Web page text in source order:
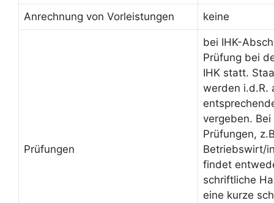
Anrechnung von Vorleistungen keine
Prüfungen
bei IHK-
Prüfung bei
IHK statt.
werden i.d.R.
vergeben.
Prüfungen,
Betriebswirt/
findet
schriftliche
eine kurze